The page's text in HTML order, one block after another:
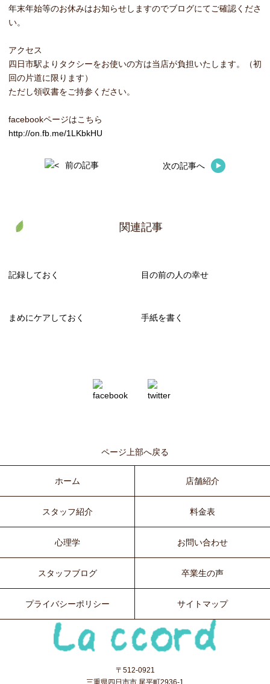
年末年始等のお休みはお知らせしますのでブログにてご確認くださ
い。
アクセス
四日市駅よりタクシーをお使いの方は当店が負担いたします。（初
回の片道に限ります）
ただし領収書をご持参ください。
facebookページはこちら
http://on.fb.me/1LKbkHU
前の記事 次の記事へ
関連記事
記録しておく 目の前の人の幸せ
まめにケアしておく 手紙を書く
ページ上部へ戻る
ホーム 店舗紹介
スタッフ紹介 料金表
心理学 お問い合わせ
スタッフブログ 卒業生の声
プライバシーポリシー サイトマップ
〒512-0921
三重県四日市市 尾平町2936-1